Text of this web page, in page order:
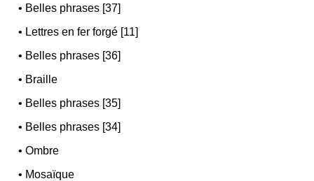
• Belles phrases [37]
• Lettres en fer forgé [11]
• Belles phrases [36]
• Braille
• Belles phrases [35]
• Belles phrases [34]
•Ombre
• Mosaïque